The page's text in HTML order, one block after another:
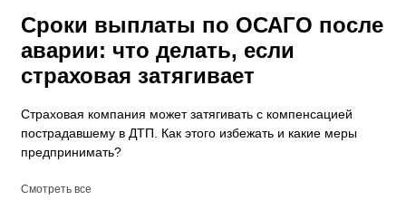
Сроки выплаты по ОСАГО после
аварии: что делать, если
страховая затягивает
Страховая компания может затягивать с компенсацией
пострадавшему в ДТП. Как этого избежать и какие меры
предпринимать?
Смотреть все